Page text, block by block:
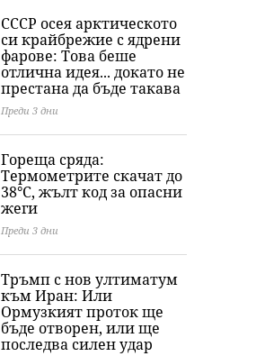
СССР осея арктическото
си крайбрежие с ядрени
фарове: Това беше
отлична идея... докато не
престана да бъде такава
Преди 3 дни
Гореща сряда:
Термометрите скачат до
38°C, жълт код за опасни
жеги
Преди 3 дни
Тръмп с нов ултиматум
към Иран: Или
Ормузкият проток ще
бъде отворен, или ще
последва силен удар